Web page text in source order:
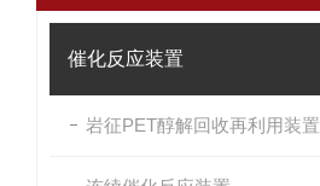
催化反应装置
岩征PET醇解回收再利用装置